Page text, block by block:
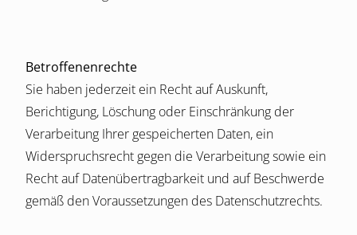
Betroffenenrechte
Sie haben jederzeit ein Recht auf Auskunft,
Berichtigung, Löschung oder Einschränkung der
Verarbeitung Ihrer gespeicherten Daten, ein
Widerspruchsrecht gegen die Verarbeitung sowie ein
Recht auf Datenübertragbarkeit und auf Beschwerde
gemäß den Voraussetzungen des Datenschutzrechts.